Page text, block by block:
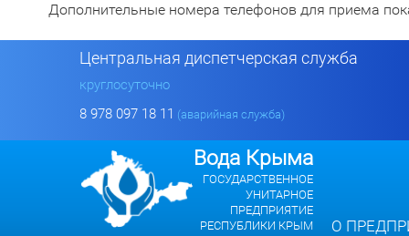
Дополнительные номера телефонов для приема
Центральная диспетчерская служба
круглосуточно
8 978 097 18 11 (аварийная служба)
Вода Крыма
ГОСУДАРСТВЕННОЕ
УНИТАРНОЕ
ПРЕДПРИЯТИЕ
РЕСПУБЛИКИ КРЫМ
О